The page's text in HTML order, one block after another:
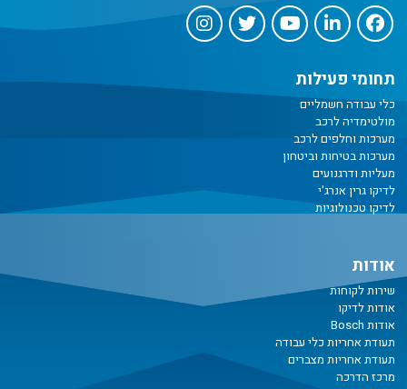
תחומי פעילות
כלי עבודה חשמליים
מולטימדיה לרכב
מערכות וחלפים לרכב
מערכות בטיחות וביטחון
מעליות ודרגנועים
לדיקו גרין אנרג'י
לדיקו טכנולוגיות
אודות
שירות לקוחות
אודות לדיקו
אודות Bosch
תעודת אחריות כלי עבודה
תעודת אחריות מצברים
מרכז הדרכה